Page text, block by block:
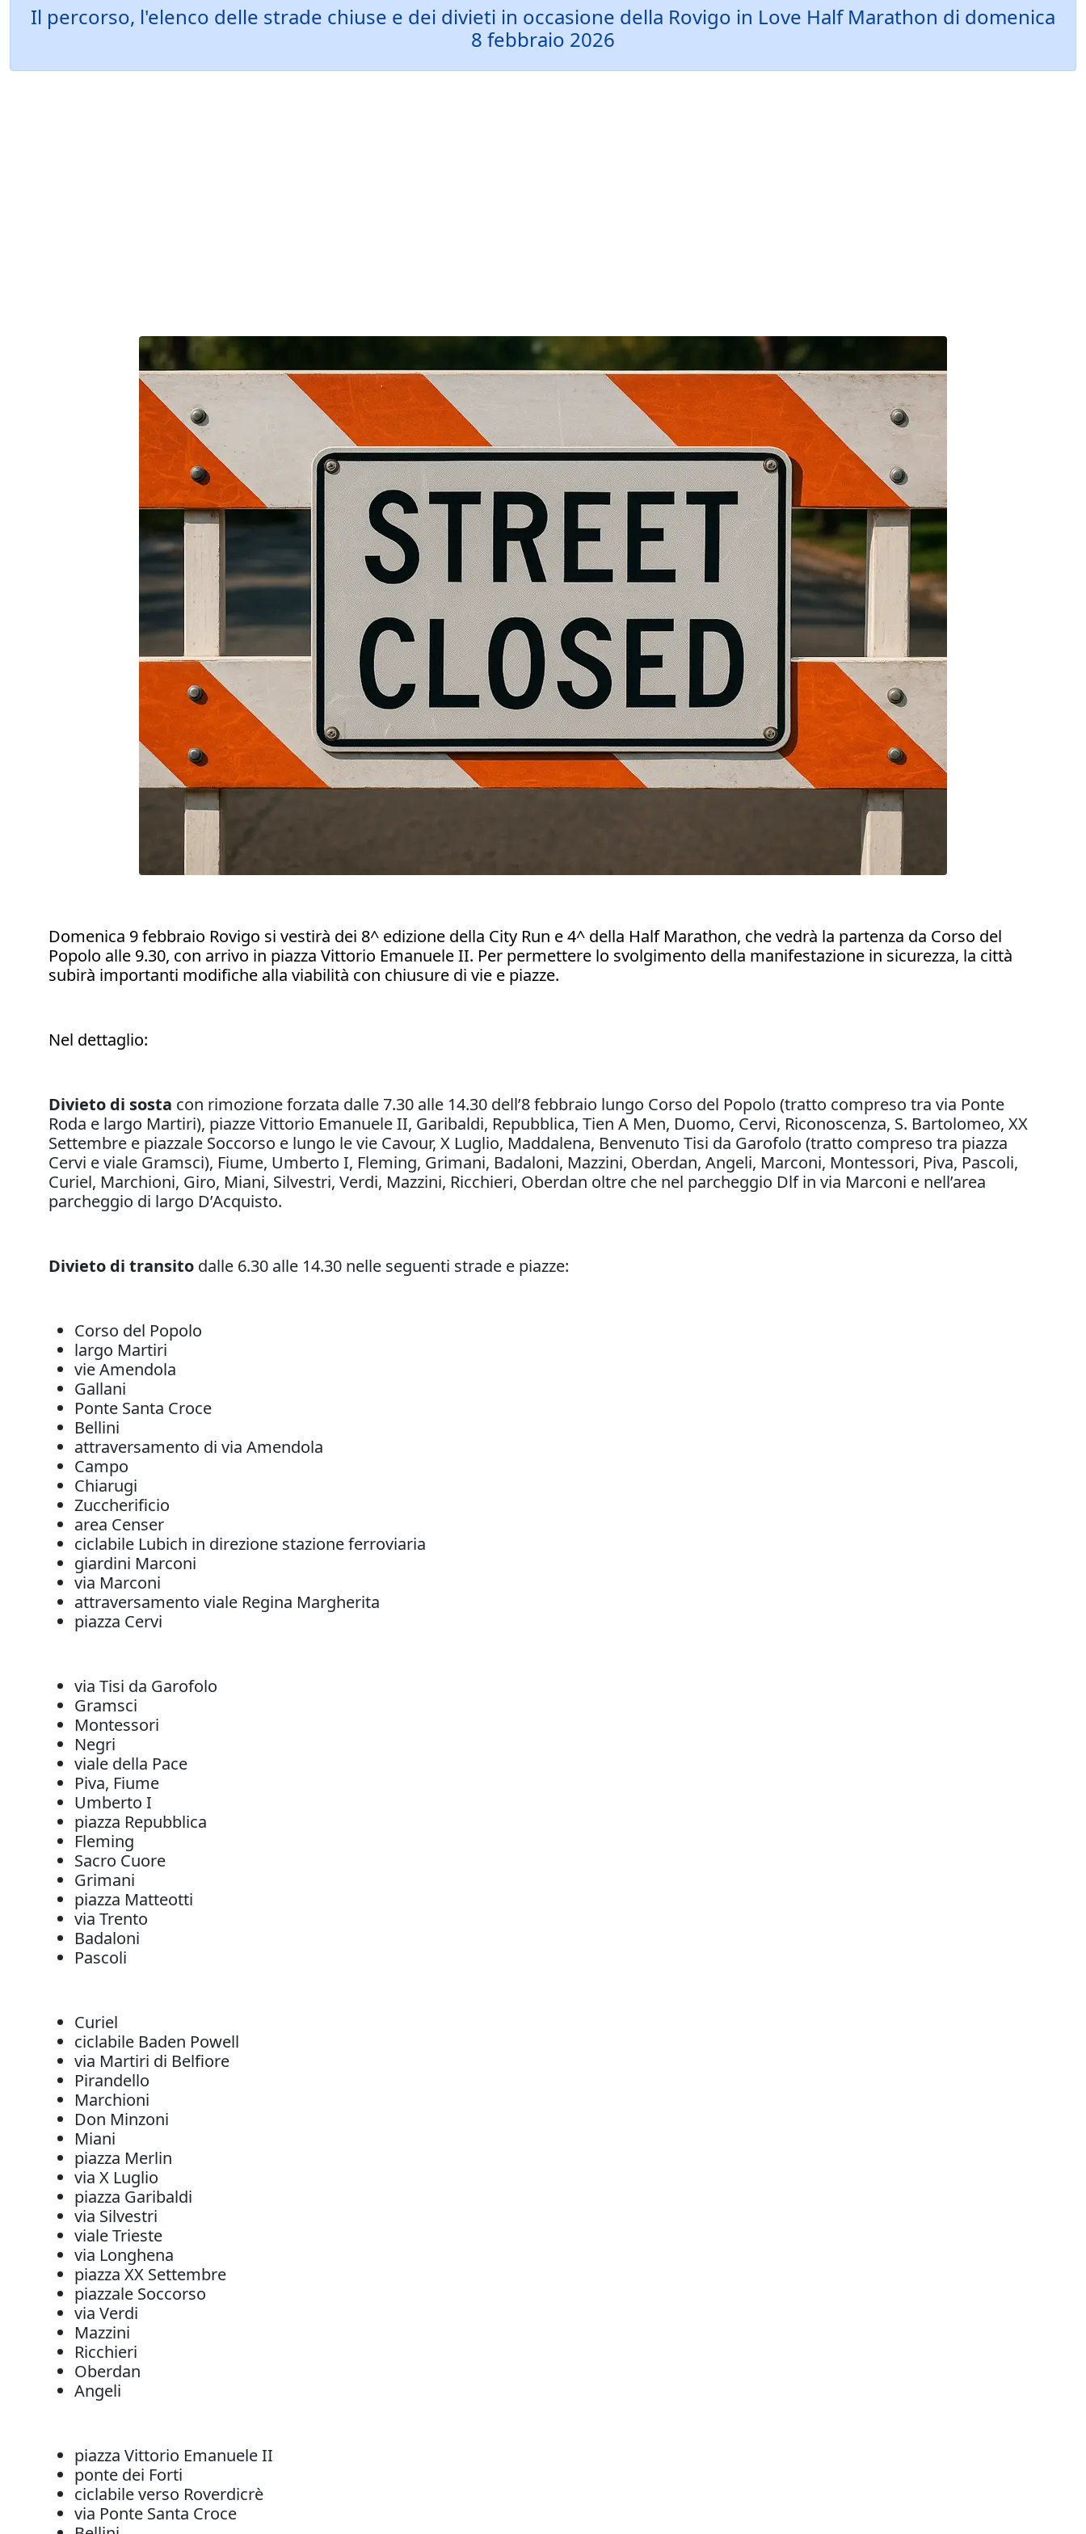
Il percorso, l'elenco delle strade chiuse e dei divieti in occasione della Rovigo in Love Half Marathon di domenica
8 febbraio 2026
Domenica 9 febbraio Rovigo si vestirà dei 8^ edizione della City Run e 4^ della Half Marathon, che vedrà la partenza da Corso del
Popolo alle 9.30, con arrivo in piazza Vittorio Emanuele II. Per permettere lo svolgimento della manifestazione in sicurezza, la città
subirà importanti modifiche alla viabilità con chiusure di vie e piazze.
Nel dettaglio:
Divieto di sosta con rimozione forzata dalle 7.30 alle 14.30 dell’8 febbraio lungo Corso del Popolo (tratto compreso tra via Ponte
Roda e largo Martiri), piazze Vittorio Emanuele II, Garibaldi, Repubblica, Tien A Men, Duomo, Cervi, Riconoscenza, S. Bartolomeo, XX
Settembre e piazzale Soccorso e lungo le vie Cavour, X Luglio, Maddalena, Benvenuto Tisi da Garofolo (tratto compreso tra piazza
Cervi e viale Gramsci), Fiume, Umberto I, Fleming, Grimani, Badaloni, Mazzini, Oberdan, Angeli, Marconi, Montessori, Piva, Pascoli,
Curiel, Marchioni, Giro, Miani, Silvestri, Verdi, Mazzini, Ricchieri, Oberdan oltre che nel parcheggio Dlf in via Marconi e nell’area
parcheggio di largo D’Acquisto.
Divieto di transito dalle 6.30 alle 14.30 nelle seguenti strade e piazze:
Corso del Popolo
largo Martiri
vie Amendola
Gallani
Ponte Santa Croce
Bellini
attraversamento di via Amendola
Campo
Chiarugi
Zuccherificio
area Censer
ciclabile Lubich in direzione stazione ferroviaria
giardini Marconi
via Marconi
attraversamento viale Regina Margherita
piazza Cervi
via Tisi da Garofolo
Gramsci
Montessori
Negri
viale della Pace
Piva, Fiume
Umberto I
piazza Repubblica
Fleming
Sacro Cuore
Grimani
piazza Matteotti
via Trento
Badaloni
Pascoli
Curiel
ciclabile Baden Powell
via Martiri di Belfiore
Pirandello
Marchioni
Don Minzoni
Miani
piazza Merlin
via X Luglio
piazza Garibaldi
via Silvestri
viale Trieste
via Longhena
piazza XX Settembre
piazzale Soccorso
via Verdi
Mazzini
Ricchieri
Oberdan
Angeli
piazza Vittorio Emanuele II
ponte dei Forti
ciclabile verso Roverdicrè
via Ponte Santa Croce